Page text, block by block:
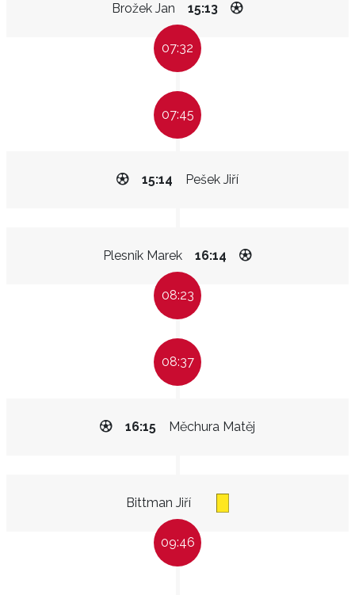
Brožek Jan 15:13
07:32
07:45
Pešek Jiří
15:14
Plesník Marek 16:14
08:23
08:37
Měchura Matěj
16:15
Bittman Jiří
09:46